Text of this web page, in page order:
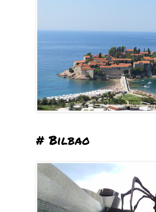
# Bilbao